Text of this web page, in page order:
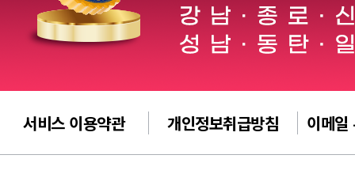
서비스 이용약관 개인정보취급방침 이메일